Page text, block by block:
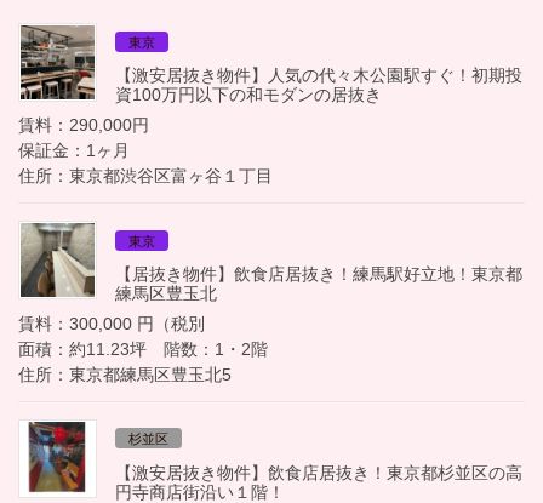
東京
【激安居抜き物件】人気の代々木公園駅すぐ！初期投
資100万円以下の和モダンの居抜き
賃料：290,000円
保証金：1ヶ月
住所：東京都渋谷区富ヶ谷１丁目
東京
【居抜き物件】飲食店居抜き！練馬駅好立地！東京都
練馬区豊玉北
賃料：300,000 円（税別
面積：約11.23坪 階数：1・2階
住所：東京都練馬区豊玉北5
杉並区
【激安居抜き物件】飲食店居抜き！東京都杉並区の高
円寺商店街沿い１階！